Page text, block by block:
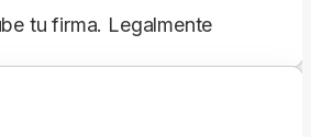
tu firma. Legalmente